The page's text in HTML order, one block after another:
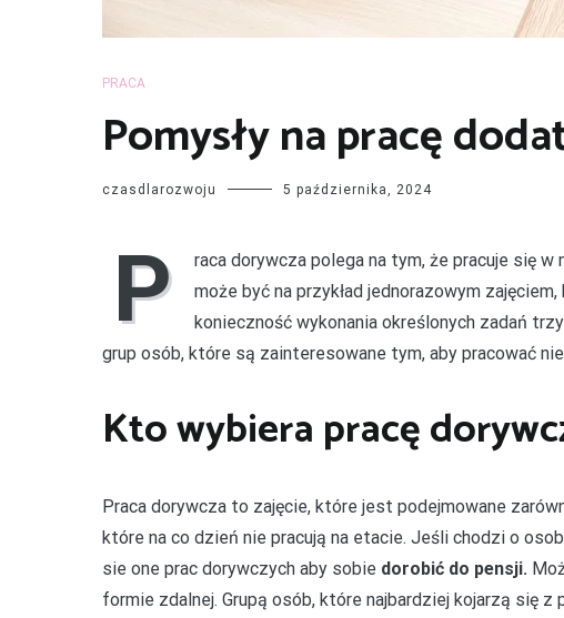
PRACA
Pomysły na pracę
czasdlarozwoju 5 października, 2024
P
raca dorywcza polega na tym, że pracuje się w
może być na przykład jednorazowym
konieczność wykonania określonych zadań
grup osób, które są zainteresowane tym, aby pracować
Kto wybiera pracę
Praca dorywcza to zajęcie, które jest podejmowane
które na co dzień nie pracują na etacie. Jeśli chodzi o
sie one prac dorywczych aby sobie dorobić do pensji.
formie zdalnej. Grupą osób, które najbardziej kojarzą się